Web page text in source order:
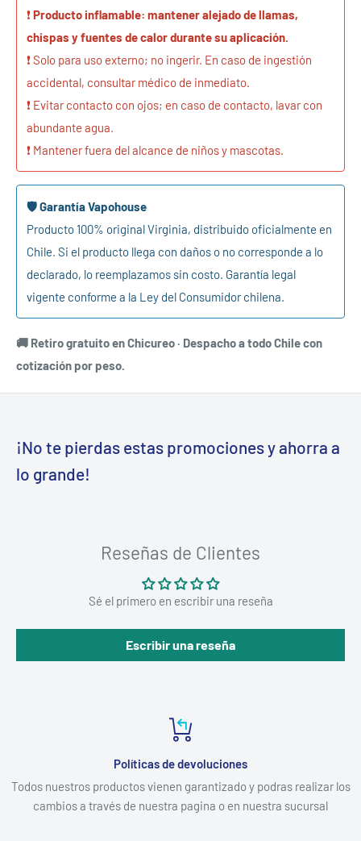
❗ Producto inflamable: mantener alejado de llamas,
chispas y fuentes de calor durante su aplicación.
❗ Solo para uso externo; no ingerir. En caso de ingestión
accidental, consultar médico de inmediato.
❗ Evitar contacto con ojos; en caso de contacto, lavar con
abundante agua.
❗ Mantener fuera del alcance de niños y mascotas.
🛡️ Garantía Vapohouse
Producto 100% original Virginia, distribuido oficialmente en
Chile. Si el producto llega con daños o no corresponde a lo
declarado, lo reemplazamos sin costo. Garantía legal
vigente conforme a la Ley del Consumidor chilena.
🚚 Retiro gratuito en Chicureo · Despacho a todo Chile con
cotización por peso.
¡No te pierdas estas promociones y ahorra a
lo grande!
Reseñas de Clientes
Sé el primero en escribir una reseña
Escribir una reseña
Políticas de devoluciones
Todos nuestros productos vienen garantizado y podras realizar los
cambios a través de nuestra pagina o en nuestra sucursal